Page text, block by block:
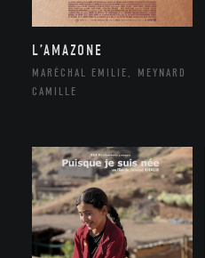
L’AMAZONE
MARÉCHAL EMILIE, MEYNARD
CAMILLE